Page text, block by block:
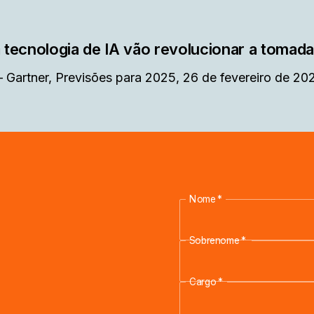
tecnologia de IA vão revolucionar a
Gartner, Previsões para 2025, 26 de fevereiro de
Nome*
Sobrenome*
Cargo*